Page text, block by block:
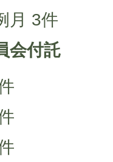
月 3件
会付託